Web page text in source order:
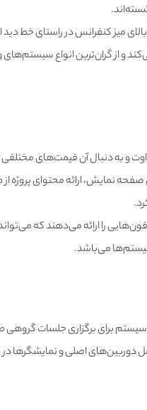
میز کنفرانس در راستای خط دید
و از گران‌ترین انواع سیستم‌های
و به دنبال آن قیمت‌های
نمایش، ارائه محتوای پروژه
را ارائه می‌دهند که
می‌باشد.
برای برگزاری جلسات گروهی
دوربین‌های اصلی و نمایشگرها